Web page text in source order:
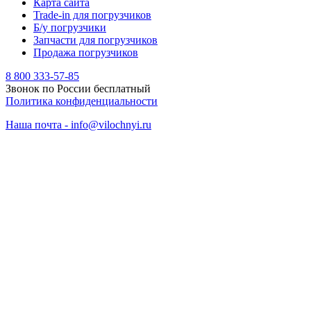
Trade-in для погрузчиков
Б/у погрузчики
Запчасти для погрузчиков
Продажа погрузчиков
8 800 333-57-85
Звонок по России бесплатный
Политика конфиденциальности
Наша почта - info@vilochnyi.ru